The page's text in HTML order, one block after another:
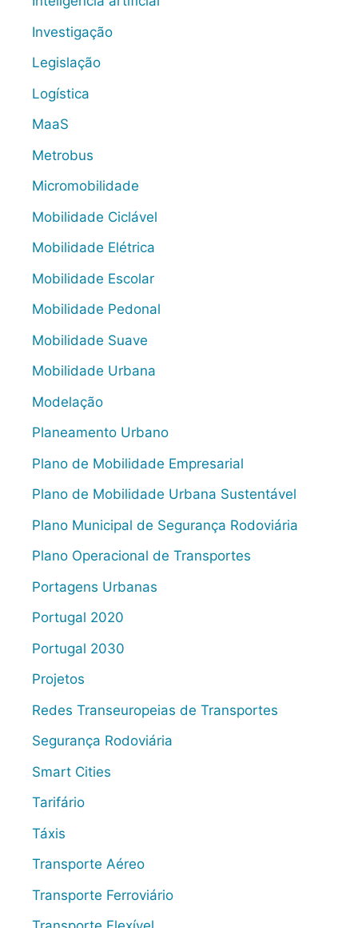
Investigação
Legislação
Logística
MaaS
Metrobus
Micromobilidade
Mobilidade Ciclável
Mobilidade Elétrica
Mobilidade Escolar
Mobilidade Pedonal
Mobilidade Suave
Mobilidade Urbana
Modelação
Planeamento Urbano
Plano de Mobilidade Empresarial
Plano de Mobilidade Urbana Sustentável
Plano Municipal de Segurança Rodoviária
Plano Operacional de Transportes
Portagens Urbanas
Portugal 2020
Portugal 2030
Projetos
Redes Transeuropeias de Transportes
Segurança Rodoviária
Smart Cities
Tarifário
Táxis
Transporte Aéreo
Transporte Ferroviário